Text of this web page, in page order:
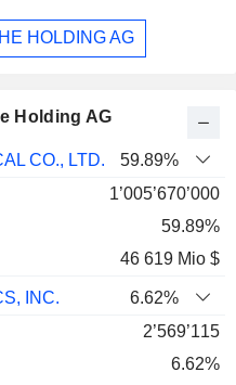
HOLDING AG
Holding AG
CO., LTD.
59.89%
1’005’670’000
59.89%
46 619 Mio $
INC.
6.62%
2’569’115
6.62%